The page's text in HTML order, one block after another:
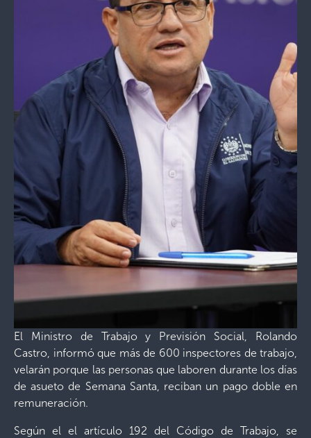
El Ministro de Trabajo y Previsión Social, Rolando
Castro, informó que más de 600 inspectores de trabajo,
velarán porque las personas que laboren durante los días
de asueto de Semana Santa, reciban un pago doble en
remuneración.
Según el el artículo 192 del Código de Trabajo, se